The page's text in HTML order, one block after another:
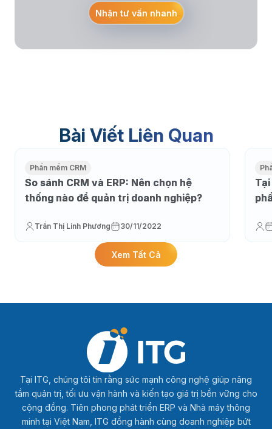
Nhận tư vấn nhanh
Bài Viết Liên Quan
Phần mềm CRM
So sánh CRM và ERP: Nên chọn hệ
thống nào để quản trị doanh nghiệp?
Trần Thị Linh Phương 30/11/2022
Xem Tất Cả
Tại ITG, chúng tôi tin rằng sức mạnh công nghệ giúp nâng
tầm quản trị, tối ưu vận hành và kiến tạo giá trị bền vững cho
cộng đồng. Tiên phong phát triển ERP và Nhà máy thông
minh tại Việt Nam, ITG đồng hành cùng doanh nghiệp bứt